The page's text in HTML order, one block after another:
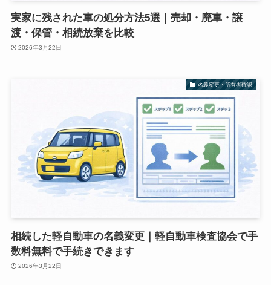
実家に残された車の処分方法5選｜売却・廃車・譲
渡・保管・相続放棄を比較
2026年3月22日
名義変更・所有者確認
相続した軽自動車の名義変更｜軽自動車検査協会で手
数料無料で手続きできます
2026年3月22日